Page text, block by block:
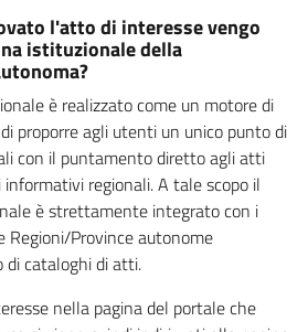
l'atto di interesse vengo
istituzionale della
è realizzato come un motore di
proporre agli utenti un unico punto di
con il puntamento diretto agli atti
regionali. A tale scopo il
è strettamente integrato con i
Province autonome
di cataloghi di atti.
nella pagina del portale che